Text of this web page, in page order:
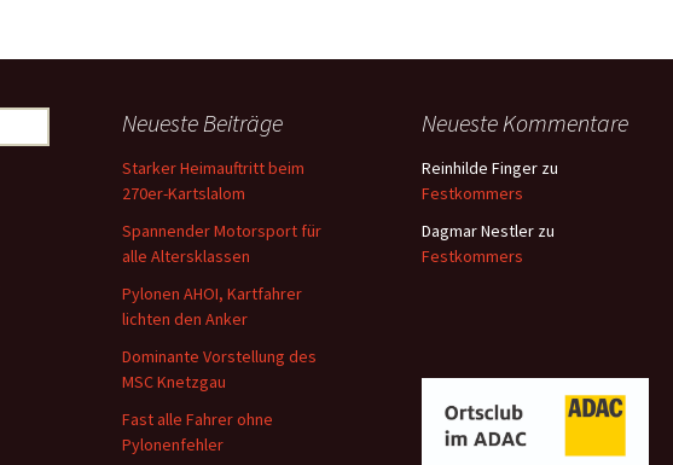
Neueste Beiträge
Starker Heimauftritt beim
270er-Kartslalom
Spannender Motorsport für
alle Altersklassen
Pylonen AHOI, Kartfahrer
lichten den Anker
Dominante Vorstellung des
MSC Knetzgau
Fast alle Fahrer ohne
Pylonenfehler
Neueste Kommentare
Reinhilde Finger zu
Festkommers
Dagmar Nestler zu
Festkommers